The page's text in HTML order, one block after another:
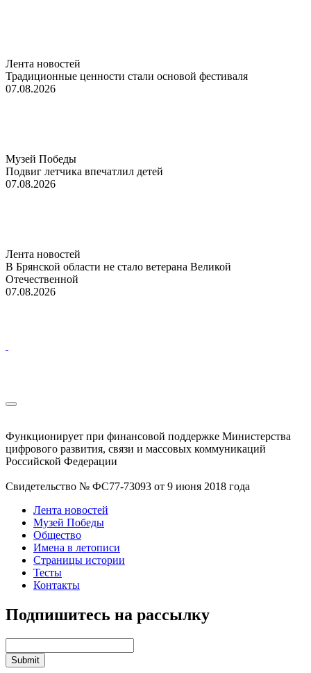
Лента новостей
Традиционные ценности стали основой фестиваля
07.08.2026
Музей Победы
Подвиг летчика впечатлил детей
07.08.2026
Лента новостей
В Брянской области не стало ветерана Великой
Отечественной
07.08.2026
Функционирует при финансовой поддержке Министерства
цифрового развития, связи и массовых коммуникаций
Российской Федерации
Свидетельство № ФС77-73093 от 9 июня 2018 года
Лента новостей
Музей Победы
Общество
Имена в летописи
Страницы истории
Тесты
Контакты
Подпишитесь на рассылку